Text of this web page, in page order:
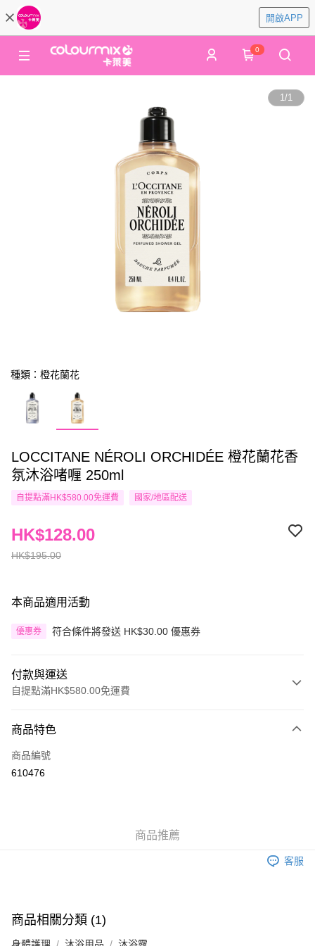
開啟APP
0
1/1
種類：橙花蘭花
LOCCITANE NÉROLI ORCHIDÉE 橙花蘭花香
氛沐浴啫喱 250ml
自提點滿HK$580.00免運費 國家/地區配送
HK$195.00
HK$128.00
本商品適用活動
優惠券 符合條件將發送 HK$30.00 優惠券
付款與運送
自提點滿HK$580.00免運費
信用卡
Apple Pay
相關說明
銀行匯款 請將存款存到以下銀行帳戶，並於存款單據寫上訂單編號後電郵至
eshop@colourmix-cosmetics.com** **我們不會處理沒有提供存款單據的訂
商品特色
商品編號
610476
商品推薦
客服
商品相關分類 (1)